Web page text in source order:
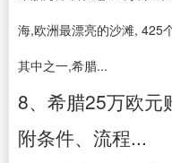
海,欧洲最漂亮的沙滩, 425
其中之一,希腊...
8、希腊25万欧元
附条件、流程...